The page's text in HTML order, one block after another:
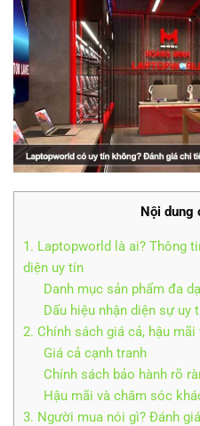
Nội dung
1. Laptopworld là ai? Thông
diện uy tín
Danh mục sản phẩm đa
Dấu hiệu nhận diện sự uy
2. Chính sách giá cả, hậu
Giá cả cạnh tranh
Chính sách bảo hành rõ
Hậu mãi và chăm sóc
3. Người mua nói gì? Đánh